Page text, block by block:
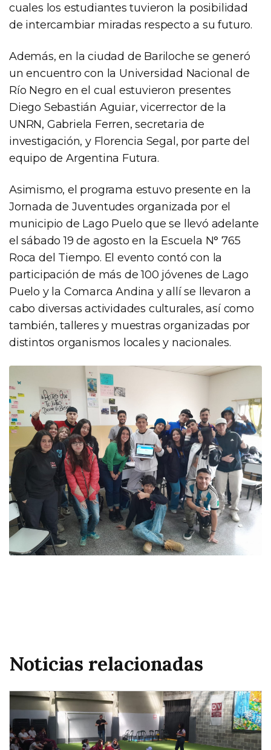
cuales los estudiantes tuvieron la posibilidad
de intercambiar miradas respecto a su futuro.
Además, en la ciudad de Bariloche se generó
un encuentro con la Universidad Nacional de
Río Negro en el cual estuvieron presentes
Diego Sebastián Aguiar, vicerrector de la
UNRN, Gabriela Ferren, secretaria de
investigación, y Florencia Segal, por parte del
equipo de Argentina Futura.
Asimismo, el programa estuvo presente en la
Jornada de Juventudes organizada por el
municipio de Lago Puelo que se llevó adelante
el sábado 19 de agosto en la Escuela N° 765
Roca del Tiempo. El evento contó con la
participación de más de 100 jóvenes de Lago
Puelo y la Comarca Andina y allí se llevaron a
cabo diversas actividades culturales, así como
también, talleres y muestras organizadas por
distintos organismos locales y nacionales.
Noticias relacionadas